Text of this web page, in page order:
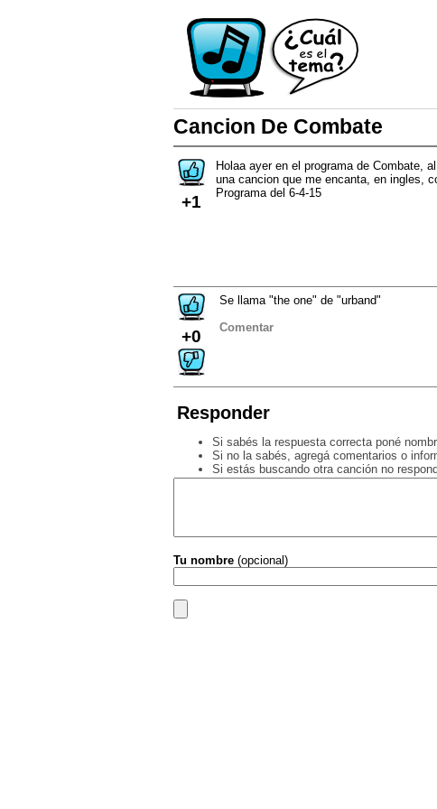
Cancion De Combate
+1
Holaa ayer en el programa de Combate,
una cancion que me encanta, en ingles,
Programa del 6-4-15
+0
Se llama "the one" de "urband"
Comentar
Responder
Si sabés la respuesta correcta poné
Si no la sabés, agregá comentarios o
Si estás buscando otra canción no
Tu nombre (opcional)